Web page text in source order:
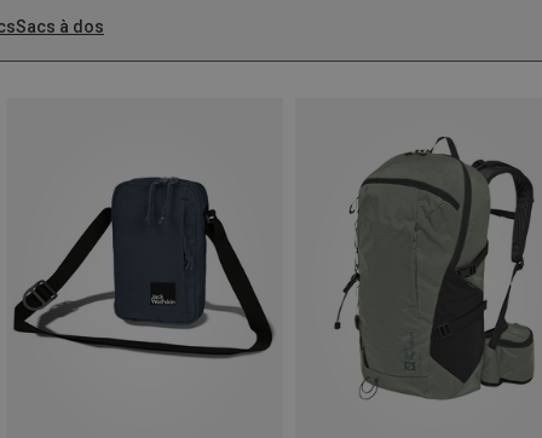
Sacs à dos